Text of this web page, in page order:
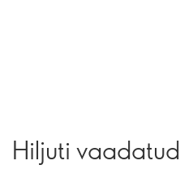
Hiljuti vaadatud